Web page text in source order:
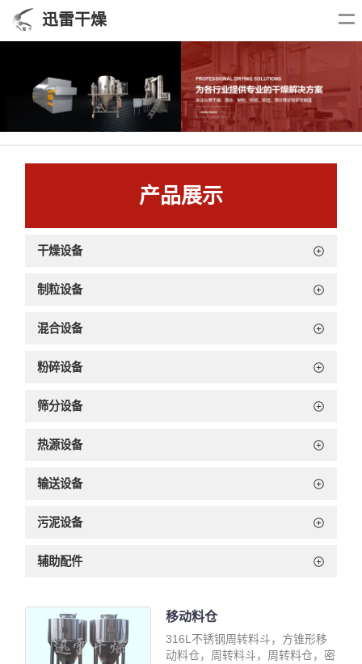
迅雷干燥
产品展示
干燥设备
制粒设备
混合设备
粉碎设备
筛分设备
热源设备
输送设备
污泥设备
辅助配件
移动料仓
316L不锈钢周转料斗，方锥形移
动料仓，周转料斗，周转料仓，密